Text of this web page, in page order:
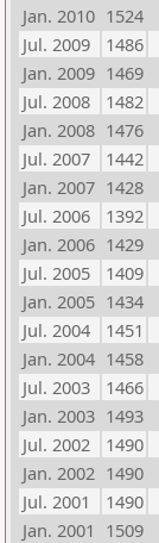
Jan. 2010 1524
Jul. 2009
1486
Jan. 2009 1469
Jul. 2008
1482
Jan. 2008 1476
Jul. 2007
1442
Jan. 2007 1428
Jul. 2006
1392
Jan. 2006 1429
Jul. 2005
1409
Jan. 2005 1434
Jul. 2004
1451
Jan. 2004 1458
Jul. 2003
1466
Jan. 2003 1493
Jul. 2002
1490
Jan. 2002 1490
Jul. 2001
1490
Jan. 2001 1509